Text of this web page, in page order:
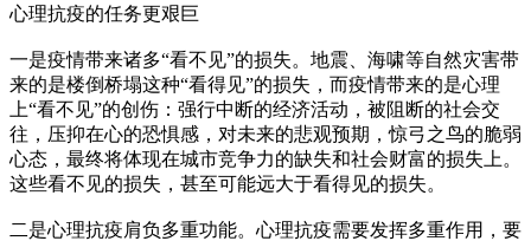
心理抗疫的任务更艰巨
一是疫情带来诸多“看不见”的损失。地震、海啸等自然灾害带
来的是楼倒桥塌这种“看得见”的损失，而疫情带来的是心理
上“看不见”的创伤：强行中断的经济活动，被阻断的社会交
往，压抑在心的恐惧感，对未来的悲观预期，惊弓之鸟的脆弱
心态，最终将体现在城市竞争力的缺失和社会财富的损失上。
这些看不见的损失，甚至可能远大于看得见的损失。
二是心理抗疫肩负多重功能。心理抗疫需要发挥多重作用，要